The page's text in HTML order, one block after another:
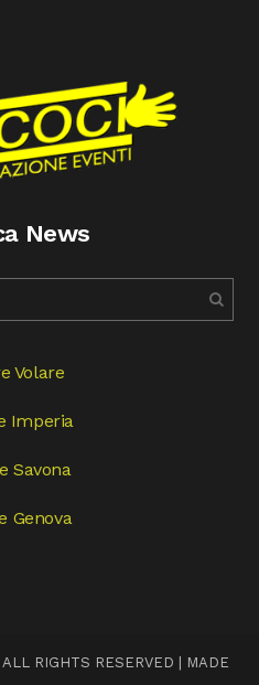
News
Volare
Imperia
Savona
Genova
RIGHTS RESERVED | MADE